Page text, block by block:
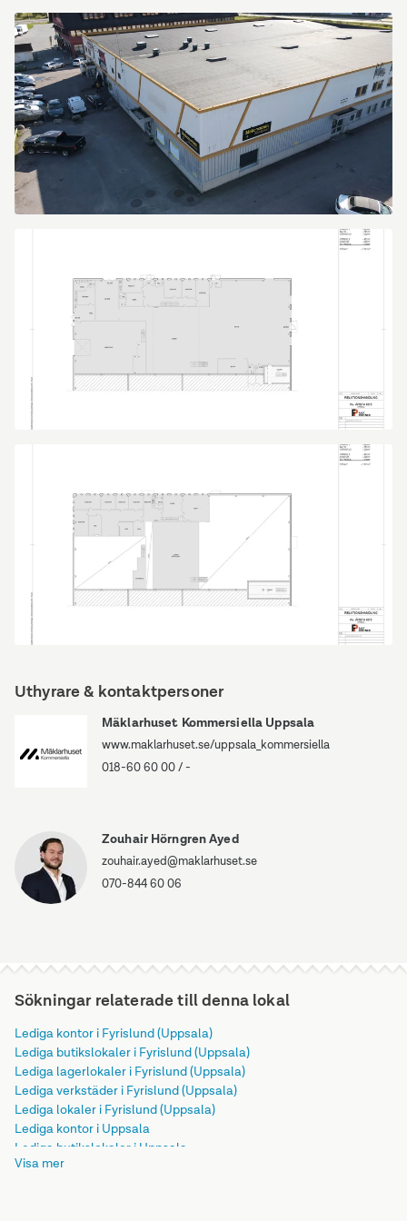
Fyrislundsgatan
79
Uthyrare & kontaktpersoner
Mäklarhuset Kommersiella Uppsala
www.maklarhuset.se/uppsala_kommersiella
018-60 60 00/-
Zouhair Hörngren Ayed
zouhair.ayed@maklarhuset.se
070-844 60 06
Sökningar relaterade till denna lokal
Lediga kontor i Fyrislund (Uppsala)
Lediga butikslokaler i Fyrislund (Uppsala)
Lediga lagerlokaler i Fyrislund (Uppsala)
Lediga verkstäder i Fyrislund (Uppsala)
Lediga lokaler i Fyrislund (Uppsala)
Lediga kontor i Uppsala
Lediga butikslokaler i Uppsala
Lediga lagerlokaler i Uppsala
Visa mer